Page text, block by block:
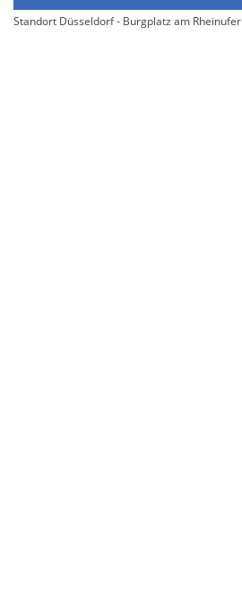
Standort Düsseldorf - Burgplatz am Rheinufer